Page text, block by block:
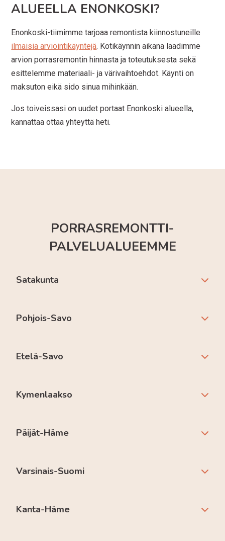
ALUEELLA ENONKOSKI?
Enonkoski-tiimimme tarjoaa remontista kiinnostuneille
ilmaisia arviointikäyntejä. Kotikäynnin aikana laadimme
arvion porrasremontin hinnasta ja toteutuksesta sekä
esittelemme materiaali- ja värivaihtoehdot. Käynti on
maksuton eikä sido sinua mihinkään.
Jos toiveissasi on uudet portaat Enonkoski alueella,
kannattaa ottaa yhteyttä heti.
PORRASREMONTTI-
PALVELUALUEEMME
Satakunta
Pohjois-Savo
Etelä-Savo
Kymenlaakso
Päijät-Häme
Varsinais-Suomi
Kanta-Häme